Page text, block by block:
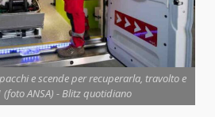
e scende per recuperarla, travolto e
(foto ANSA) - Blitz quotidiano